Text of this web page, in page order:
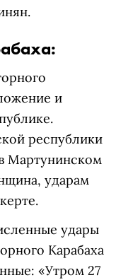
и
республики
Мартунинском
ударам
удары
Карабаха
«Утром 27